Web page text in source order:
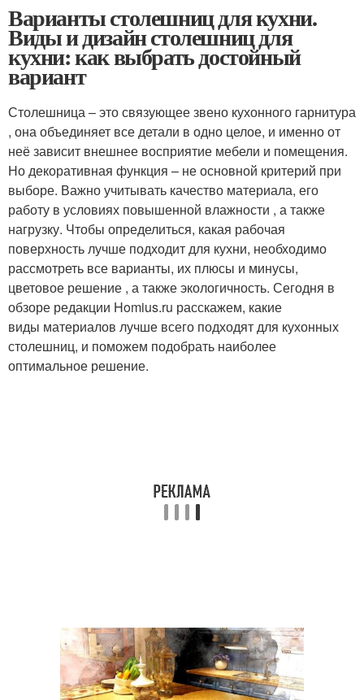
Варианты столешниц для кухни.
Виды и дизайн столешниц для
кухни: как выбрать достойный
вариант
Столешница – это связующее звено кухонного гарнитура
, она объединяет все детали в одно целое, и именно от
неё зависит внешнее восприятие мебели и помещения.
Но декоративная функция – не основной критерий при
выборе. Важно учитывать качество материала, его
работу в условиях повышенной влажности , а также
нагрузку. Чтобы определиться, какая рабочая
поверхность лучше подходит для кухни, необходимо
рассмотреть все варианты, их плюсы и минусы,
цветовое решение , а также экологичность. Сегодня в
обзоре редакции Homius.ru расскажем, какие
виды материалов лучше всего подходят для кухонных
столешниц, и поможем подобрать наиболее
оптимальное решение.